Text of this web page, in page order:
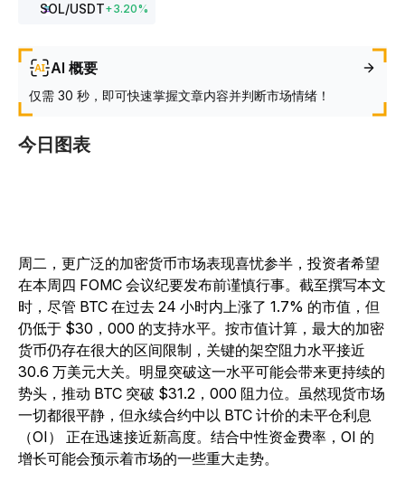
SOL/USDT+3.20%
AI 概要
仅需 30 秒，即可快速掌握文章内容并判断市场情绪！
今日图表
周二，更广泛的加密货币市场表现喜忧参半，投资者希望
在本周四 FOMC 会议纪要发布前谨慎行事。截至撰写本文
时，尽管 BTC 在过去 24 小时内上涨了 1.7% 的市值，但
仍低于 $30，000 的支持水平。按市值计算，最大的加密
货币仍存在很大的区间限制，关键的架空阻力水平接近
30.6 万美元大关。明显突破这一水平可能会带来更持续的
势头，推动 BTC 突破 $31.2，000 阻力位。虽然现货市场
一切都很平静，但永续合约中以 BTC 计价的未平仓利息
（OI） 正在迅速接近新高度。结合中性资金费率，OI 的
增长可能会预示着市场的一些重大走势。